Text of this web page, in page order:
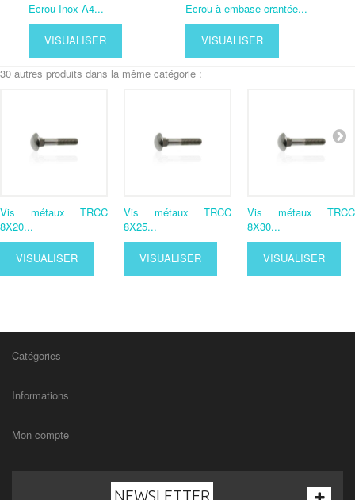
Ecrou Inox A4...
VISUALISER
Ecrou à embase crantée...
VISUALISER
30 autres produits dans la même catégorie :
Vis métaux TRCC
8X20...
VISUALISER
Vis métaux TRCC
8X25...
VISUALISER
Vis métaux TRCC
8X30...
VISUALISER
Catégories
Informations
Mon compte
NEWSLETTER